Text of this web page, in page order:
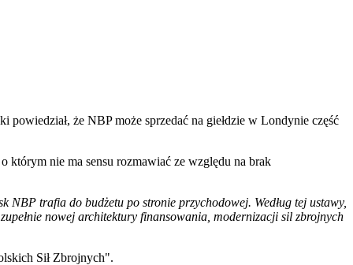
że NBP może sprzedać na giełdzie w Londynie część
nie ma sensu rozmawiać ze względu na brak
NBP trafia do budżetu po stronie przychodowej. Według tej ustawy,
nowej architektury finansowania, modernizacji sil zbrojnych
Sił Zbrojnych".